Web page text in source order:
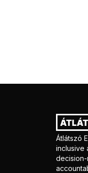
Átlátszó
inclusive
decision-